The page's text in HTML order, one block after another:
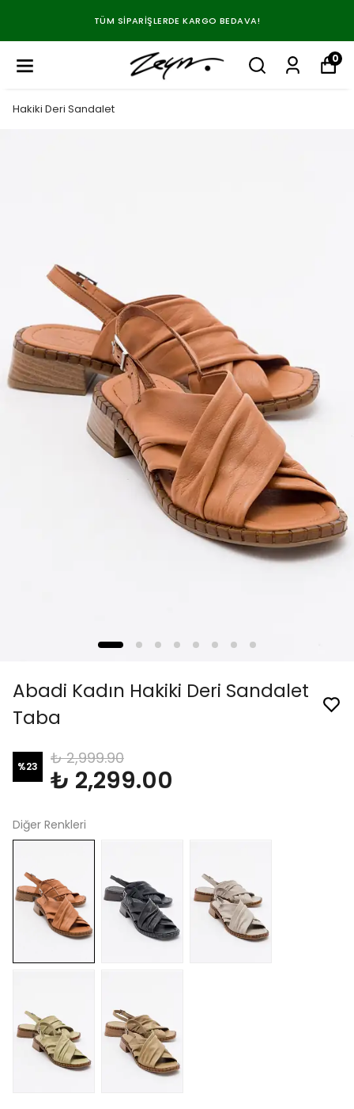
EN SEVILEN HAKIKI DERI MODELLERDE %20 NET İNDIRIM.
0
Hakiki Deri Sandalet
Abadi Kadın Hakiki Deri Sandalet
Taba
%23 ₺ 2,999.90
₺ 2,299.00
Diğer Renkleri